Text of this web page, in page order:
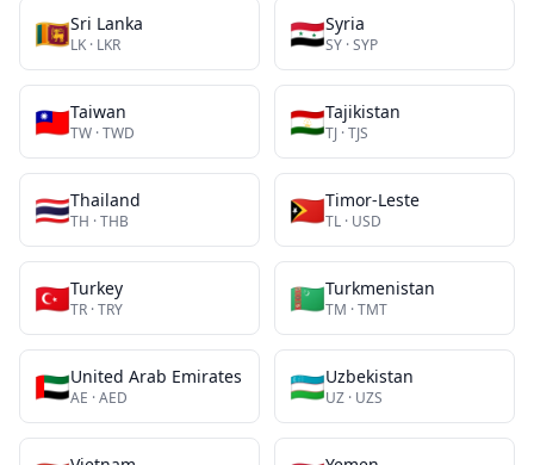
🇱🇰Sri Lanka
LK · LKR 🇸🇾Syria
SY ·SYP
🇹🇼Taiwan
TW ·TWD 🇹🇯Tajikistan
TJ ·TJS
🇹🇭Thailand
TH ·THB 🇹🇱Timor-Leste
TL · USD
🇹🇷Turkey
TR ·TRY 🇹🇲Turkmenistan
TM ·TMT
🇦🇪United Arab Emirates
AE ·AED 🇺🇿Uzbekistan
UZ · UZS